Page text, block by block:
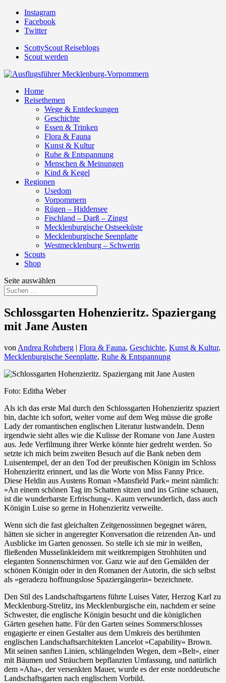
Instagram
Facebook
Twitter
ScottyScout Reiseblogs
Scout werden
Home
Reisethemen
Wege & Entdeckungen
Geschichte
Essen & Trinken
Flora & Fauna
Kunst & Kultur
Ruhe & Entspannung
Menschen & Meinungen
Kind & Kegel
Regionen
Usedom
Vorpommern
Rügen – Hiddensee
Fischland – Darß – Zingst
Mecklenburgische Ostseeküste
Mecklenburgische Seenplatte
Westmecklenburg – Schwerin
Scouts
Shop
Seite auswählen
Schlossgarten Hohenzieritz. Spaziergang
mit Jane Austen
von Andrea Rohrberg | Flora & Fauna, Geschichte, Kunst & Kultur,
Mecklenburgische Seenplatte, Ruhe & Entspannung
Foto: Editha Weber
Als ich das erste Mal durch den Schlossgarten Hohenzieritz spaziert
bin, dachte ich sofort, weiter vorne auf dem Weg müsse die große
Lady der romantischen englischen Literatur lustwandeln. Denn
irgendwie sieht alles wie die Kulisse der Romane von Jane Austen
aus. Jede Verfilmung ihrer Werke könnte hier gedreht werden. So
setzte ich mich beim zweiten Besuch auf die Bank neben dem
Luisentempel, der an den Tod der preußischen Königin im Schloss
Hohenzieritz erinnert, und las die Worte von Miss Fanny Price.
Diese Heldin aus Austens Roman »Mansfield Park« meint nämlich:
»An einem schönen Tag im Schatten sitzen und ins Grüne schauen,
ist die wunderbarste Erfrischung«. Kaum verwunderlich, dass auch
Königin Luise so gerne in Hohenzieritz verweilte.
Wenn sich die fast gleichalten Zeitgenossinnen begegnet wären,
hätten sie sicher in angeregter Konversation die reizenden An- und
Ausblicke im Garten genossen. So stelle ich sie mir in weißen,
fließenden Musselinkleidern mit weitkrempigen Strohhüten und
eleganten Sonnenschirmen vor. Ganz wie auf den Gemälden der
schönen Königin oder in den Romanen der Autorin, die sich selbst
als »geradezu hoffnungslose Spaziergängerin« bezeichnete.
Den Stil des Landschaftsgartens führte Luises Vater, Herzog Karl zu
Mecklenburg-Strelitz, ins Mecklenburgische ein, nachdem er seine
Schwester, die englische Königin besucht und die königlichen
Gärten gesehen hatte. Für den Garten seines Sommerschlosses
engagierte er einen Gestalter aus dem Umkreis des berühmten
englischen Landschaftsarchitekten Lancelot »Capability« Brown.
Mit seinen sanften Linien, schlängelnden Wegen, dem »Belt«, einer
mit Bäumen und Sträuchern bepflanzten Umfassung, und natürlich
dem »Aha«, der versenkten Mauer, wurde es der erste norddeutsche
Landschaftsgarten nach englischem Vorbild.